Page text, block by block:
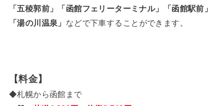
「五稜郭前」「函館フェリーターミナル」「函館駅前」
「湯の川温泉」 などで下車することができます。
【料金】
◆札幌から函館まで